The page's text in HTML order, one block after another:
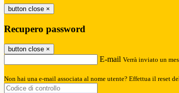
button close ×
Recupero password
button close ×
E-mail Verrà inviato un
Non hai una e-mail associata al nome utente? Effettua il reset